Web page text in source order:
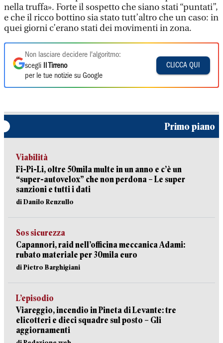
nella truffa». Forte il sospetto che siano stati “puntati”,
e che il ricco bottino sia stato tutt’altro che un caso: in
quei giorni c’erano stati dei movimenti in zona.
Non lasciare decidere l'algoritmo:
scegli
Il Tirreno
per le tue notizie su Google
CLICCA QUI
Primo piano
Viabilità
Fi-Pi-Li, oltre 50mila multe in un anno e c’è un
“super-autovelox” che non perdona – Le super
sanzioni e tutti i dati
di Danilo Renzullo
Sos sicurezza
Capannori, raid nell’officina meccanica Adami:
rubato materiale per 30mila euro
di Pietro Barghigiani
L’episodio
Viareggio, incendio in Pineta di Levante: tre
elicotteri e dieci squadre sul posto – Gli
aggiornamenti